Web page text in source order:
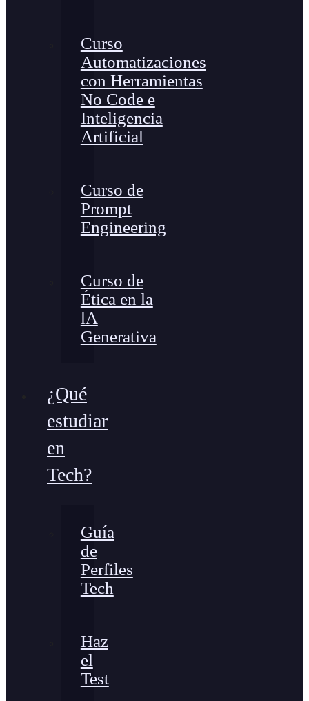
Curso
Automatizaciones
con Herramientas
No Code e
Inteligencia
Artificial
Curso de
Prompt
Engineering
Curso de
Ética en la
lA
Generativa
¿Qué
estudiar
en
Tech?
Guía
de
Perfiles
Tech
Haz
el
Test